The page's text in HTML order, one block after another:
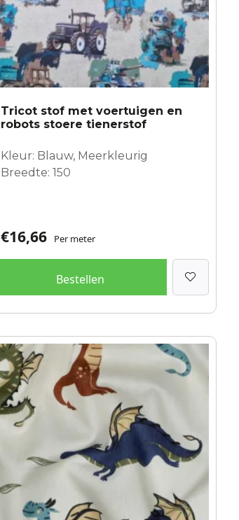
Tricot stof met voertuigen en
robots stoere tienerstof
Kleur: Blauw, Meerkleurig
Breedte: 150
€16,66 Per meter
Bestellen